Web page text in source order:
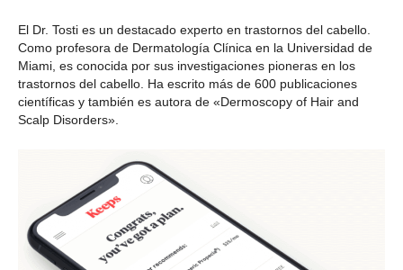
El Dr. Tosti es un destacado experto en trastornos del cabello.
Como profesora de Dermatología Clínica en la Universidad de
Miami, es conocida por sus investigaciones pioneras en los
trastornos del cabello. Ha escrito más de 600 publicaciones
científicas y también es autora de «Dermoscopy of Hair and
Scalp Disorders».